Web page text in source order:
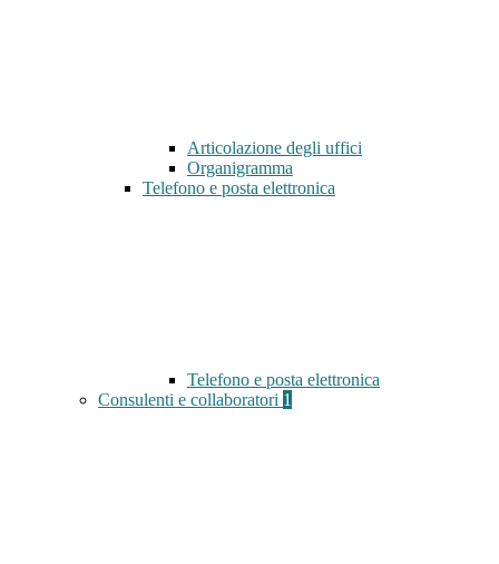
Articolazione degli uffici
Organigramma
Telefono e posta elettronica
Telefono e posta elettronica
Consulenti e collaboratori 1